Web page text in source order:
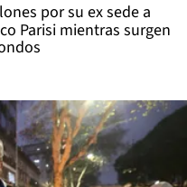
por su ex sede a
Parisi mientras surgen